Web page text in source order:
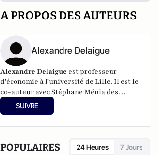
A PROPOS DES AUTEURS
Alexandre Delaigue
Alexandre Delaigue estprofesseur
d'économie à l'université de Lille. Il est le
co-auteur avec Stéphane Ménia des
livres Nos phobies économiques
drogue... et économie : pas de sujet tabou
SUIVRE
POPULAIRES 24 Heures 7 Jours